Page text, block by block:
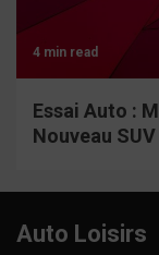
4 min read
Essai Auto :
Nouveau SUV
Auto Loisirs